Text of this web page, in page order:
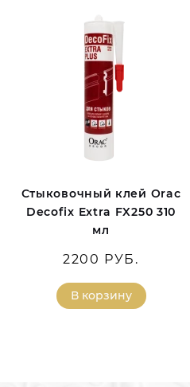
Стыковочный клей Orac
Decofix Extra FX250 310
мл
2200 РУБ.
В корзину